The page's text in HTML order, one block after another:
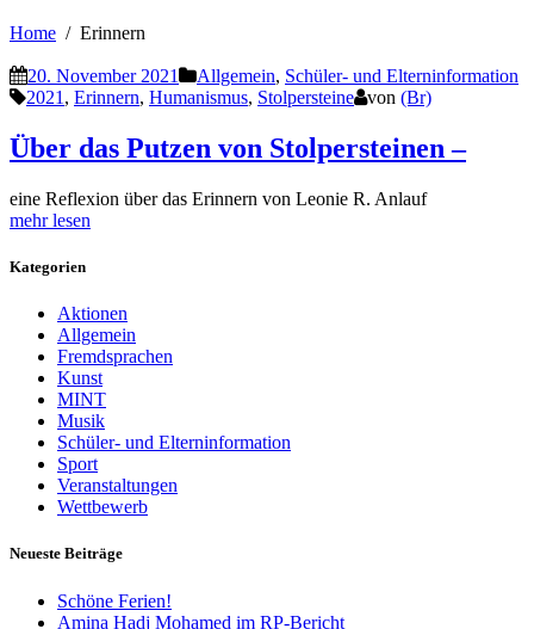
Home Erinnern
20. November 2021 Allgemein, Schüler- und Elterninformation
2021 , Erinnern, Humanismus, Stolpersteine von (Br)
Über das Putzen von Stolpersteinen –
eine Reflexion über das Erinnern von Leonie R. Anlauf
mehr lesen
Kategorien
Aktionen
Allgemein
Fremdsprachen
Kunst
MINT
Musik
Schüler- und Elterninformation
Sport
Veranstaltungen
Wettbewerb
Neueste Beiträge
Schöne Ferien!
Amina Hadj Mohamed im RP-Bericht